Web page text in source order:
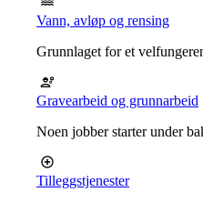
Vann, avløp og rensing
Grunnlaget for et
Gravearbeid og grunnarbeid
Noen jobber starter under
Tilleggstjenester